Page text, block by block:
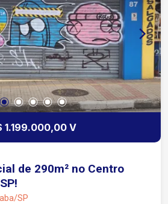
1.199.000,00 V
de 290m² no Centro
SP